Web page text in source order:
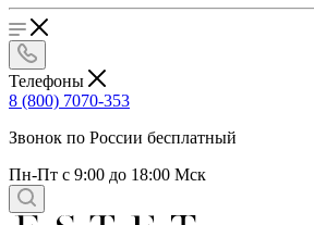
Телефоны
8 (800) 7070-353
Звонок по России бесплатный
Пн-Пт с 9:00 до 18:00 Мск